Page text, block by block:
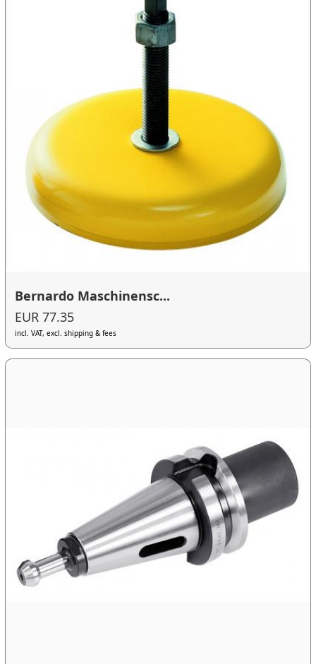
Bernardo Maschinensc...
EUR 77.35
incl. VAT, excl. shipping & fees